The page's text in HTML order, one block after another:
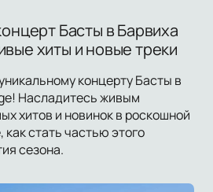
Басты в Барвиха
хиты и новые треки
концерту Басты в
Насладитесь живым
хитов и новинок в роскошной
стать частью этого
сезона.